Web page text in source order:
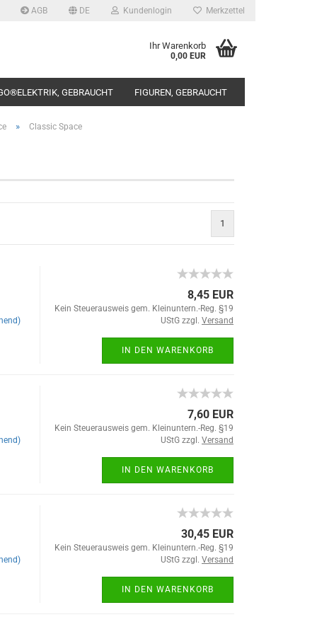
AGB DE Kundenlogin Merkzettel
Ihr Warenkorb
0,00 EUR
GEBRAUCHT FIGUREN, GEBRAUCHT
» Classic Space
1
8,45 EUR
Kein Steuerausweis gem. Kleinuntern.-Reg. §19
UStG zzgl. Versand
IN DEN WARENKORB
7,60 EUR
Kein Steuerausweis gem. Kleinuntern.-Reg. §19
UStG zzgl. Versand
IN DEN WARENKORB
30,45 EUR
Kein Steuerausweis gem. Kleinuntern.-Reg. §19
UStG zzgl. Versand
IN DEN WARENKORB